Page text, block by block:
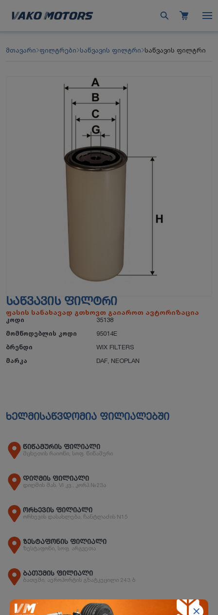
მთავარი ფილტრები საწვავის ფილტრი საწვავის ფილტრი
ᲡᲐᲬᲕᲐᲕᲘᲡ ᲤᲘᲚᲢᲠᲘ
ფასის სანახავად გთხოვთ გაიაროთ ავტორიზაცია
კოდი
35138
მომწოდებლის კოდი
95014E
ბრენდი
WIX FILTERS
მარკა
DAF NEOPLAN
ხელმისაწვდომია ფილიალებში
წიწამურის ფილიალი
მცხეთის რაიონი, სოფ. წიწამური
დიღმის ფილიალი
დიღმის მას. VI კვ., კორპ.№23ა
ორხევის ფილიალი
ორხევის დასახლება, ჩანტლაძის N15
ზესტაფონის ფილიალი
ზესტაფონი, სოფ. არგვეთა
ბათუმის ფილიალი
ბათუმი, აეროპორტის გზატკეცილი 243 ბ